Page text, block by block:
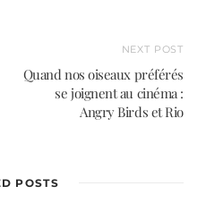
NEXT POST
Quand nos oiseaux préférés
se joignent au cinéma :
Angry Birds et Rio
POSTS